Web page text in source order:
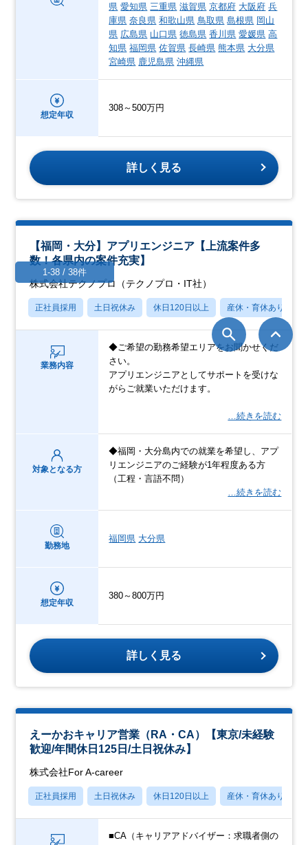
県 愛知県 三重県 滋賀県 京都府 大阪府 兵
庫県 奈良県 和歌山県 鳥取県 島根県 岡山
県 広島県 山口県 徳島県 香川県 愛媛県 高
知県 福岡県 佐賀県 長崎県 熊本県 大分県
宮崎県 鹿児島県 沖縄県
想定年収
308～500万円
詳しく見る
【福岡・大分】アプリエンジニア【上流案件多
数！各県内の案件充実】
株式会社テクノプロ（テクノプロ・IT社）
正社員採用 土日祝休み 休日120日以上 産休・育休あり
業務内容
◆ご希望の勤務希望エリアをお聞かせくだ
さい。
アプリエンジニアとしてサポートを受けな
がらご就業いただけます。
…続きを読む
対象となる方
◆福岡・大分島内での就業を希望し、アプ
リエンジニアのご経験が1年程度ある方
（工程・言語不問）
…続きを読む
勤務地
福岡県 大分県
想定年収
380～800万円
詳しく見る
えーかおキャリア営業（RA・CA）【東京/未経験
歓迎/年間休日125日/土日祝休み】
株式会社For A-career
正社員採用 土日祝休み 休日120日以上 産休・育休あり
■CA（キャリアアドバイザー：求職者側の
1-38 / 38件